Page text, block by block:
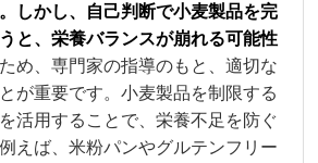
しかし、自己判断で小麦製品を完
と、栄養バランスが崩れる可能性
め、専門家の指導のもと、適切な
が重要です。小麦製品を制限する
活用することで、栄養不足を防ぐ
えば、米粉パンやグルテンフリー